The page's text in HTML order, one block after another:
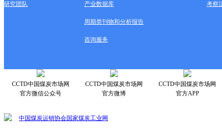
研究团队 产业数据库 考察
周期类刊物和分析报告
咨询服务
CCTD中国煤炭市场网
官方微信公众号
CCTD中国煤炭市场网
官方微博
CCTD中国煤炭市场网
官方APP
中国煤炭运销协会国家煤炭工业网